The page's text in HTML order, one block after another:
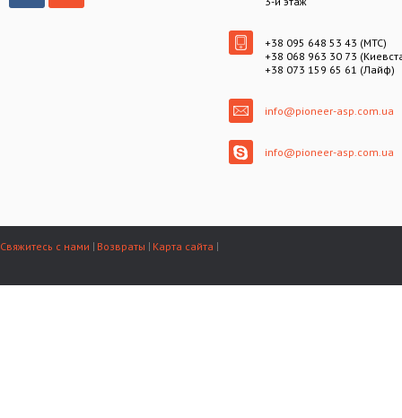
+38 095 648 53 43 (МТС)
+38 068 963 30 73
+38 073 159 65 61 (Лайф)
info@pioneer-asp.com.ua
info@pioneer-asp.com.ua
Свяжитесь с нами Возвраты Карта сайта